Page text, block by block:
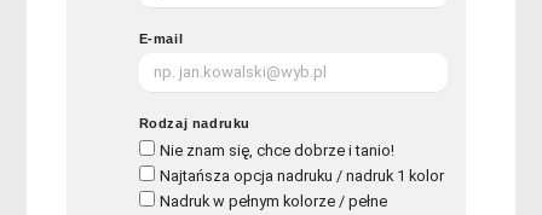
E-mail
Rodzaj nadruku
Nie znam się, chce dobrze i tanio!
Najtańsza opcja nadruku / nadruk 1 kolor
Nadruk w pełnym kolorze / pełne